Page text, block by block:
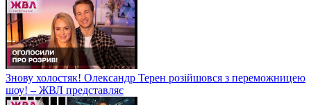
Знову холостяк! Олександр Терен розійшовся з переможницею
шоу! – ЖВЛ представляє